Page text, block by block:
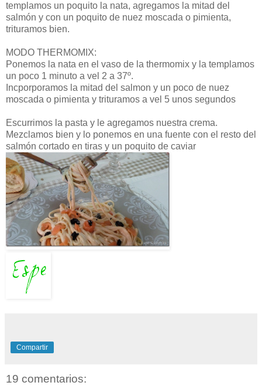
templamos un poquito la nata, agregamos la mitad del
salmón y con un poquito de nuez moscada o pimienta,
trituramos bien.
MODO THERMOMIX:
Ponemos la nata en el vaso de la thermomix y la templamos
un poco 1 minuto a vel 2 a 37º.
Incporporamos la mitad del salmon y un poco de nuez
moscada o pimienta y trituramos a vel 5 unos segundos
Escurrimos la pasta y le agregamos nuestra crema.
Mezclamos bien y lo ponemos en una fuente con el resto del
salmón cortado en tiras y un poquito de caviar
Compartir
19 comentarios: